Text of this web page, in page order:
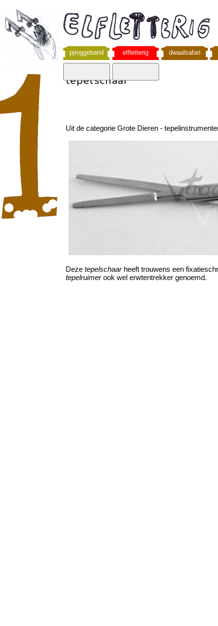
pjroggeband elfletterig dwaalsafari
tepelschaar
Uit de categorie Grote Dieren -
Deze tepelschaarheeft trouwens een
tepelruimerook wel erwtentrekker genoemd.